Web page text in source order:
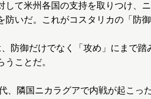
して米州各国の支持を取りつけ、
防いだ。これがコスタリカの「防
防御だけでなく「攻め」にまで踏
うことだ。
、隣国ニカラグアで内戦が起こっ